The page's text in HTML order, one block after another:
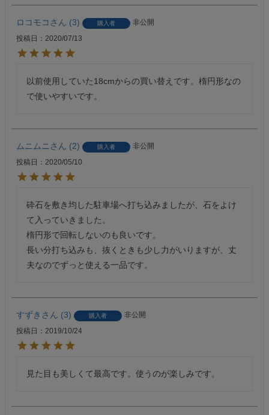
ロコモコ 3 購入者
非公開
投稿日
2020/07/13
以前使用していた18cmからの買い替えです。楕円形なの
で使いやすいです。
ムニムニ 2 購入者
非公開
投稿日
2020/05/10
砕石を敷き均した駐車場へ打ち込みましたが、石をよけ
て入っていきました。
楕円形で回転しないのも良いです。
長い分打ち込みも、抜くときも少し力がいりますが、丈
夫なのでずっと使える一品です。
すずき 3 購入者
非公開
投稿日
2019/10/24
見た目も美しくて最高です。使うのが楽しみです。